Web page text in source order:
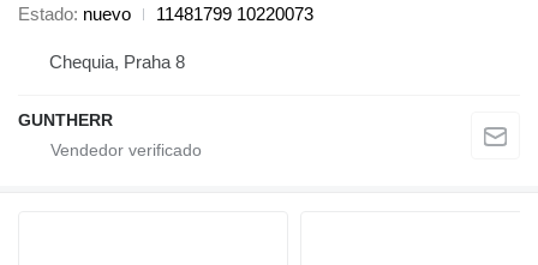
Estado nuevo 11481799 10220073
Chequia, Praha 8
GUNTHERR